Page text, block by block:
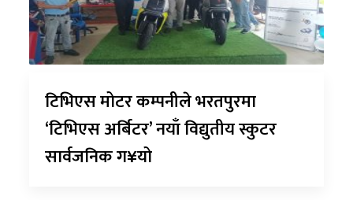
टिभिएस मोटर कम्पनीले भरतपुरमा
‘टिभिएस अर्बिटर’ नयाँ विद्युतीय स्कुटर
सार्वजनिक ग¥यो